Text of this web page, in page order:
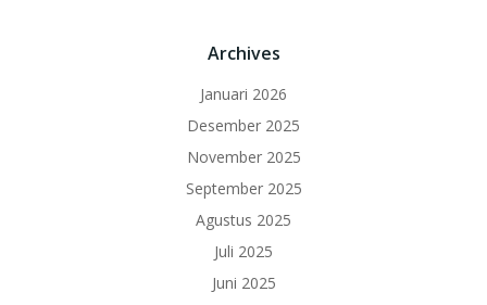
Archives
Januari 2026
Desember 2025
November 2025
September 2025
Agustus 2025
Juli 2025
Juni 2025